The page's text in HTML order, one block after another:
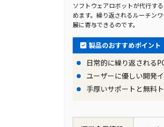
不可欠と考え、この動
製品の導入により改善
株式会社ＮＴＴぷらら
ば、「発注業者判定
作業時間削減を実現
業務をRPAにより対
業務も自動化し、業
化の波が広がり、さら
ソフトウェアロボットが代行す
めます。繰り返されるルーチン
展に寄与できるのです。
製品のおすすめポイント
日常的に繰り返される
ユーザーに優しい開発
手厚いサポートと無料